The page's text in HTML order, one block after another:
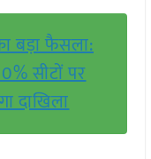
बड़ा फैसला:
सीटों पर
दाखिला